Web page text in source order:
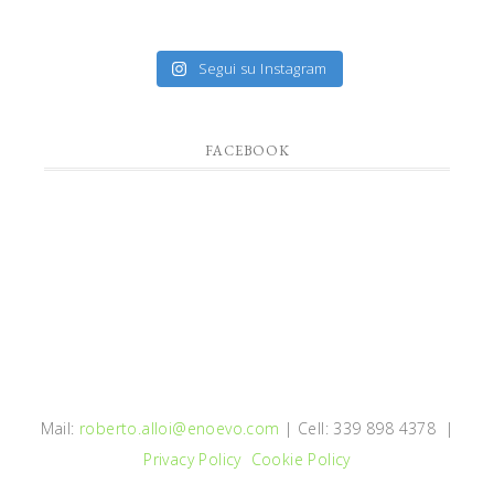
Segui su Instagram
FACEBOOK
Mail: roberto.alloi@enoevo.com | Cell: 339 898 4378 |
Privacy Policy Cookie Policy